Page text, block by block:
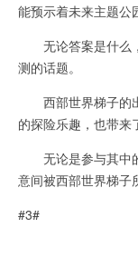
能预示着未来主题公
无论答案是什么
测的话题。
西部世界梯子的出
的探险乐趣，也带来
无论是参与其中
意间被西部世界梯子
#3#